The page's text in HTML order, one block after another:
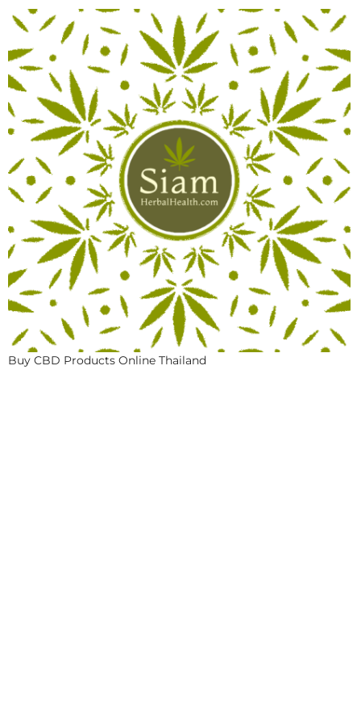
Buy CBD Products Online Thailand